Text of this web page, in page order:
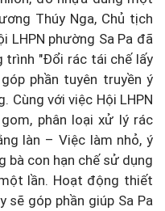
Thúy Nga, Chủ tịch
LHPN phường Sa Pa đã
trình "Đổi rác tái chế lấy
phần tuyên truyền ý
Cùng với việc Hội LHPN
phân loại xử lý rác
làn – Việc làm nhỏ, ý
bà con hạn chế sử dụng
lần. Hoạt động thiết
góp phần giúp Sa Pa